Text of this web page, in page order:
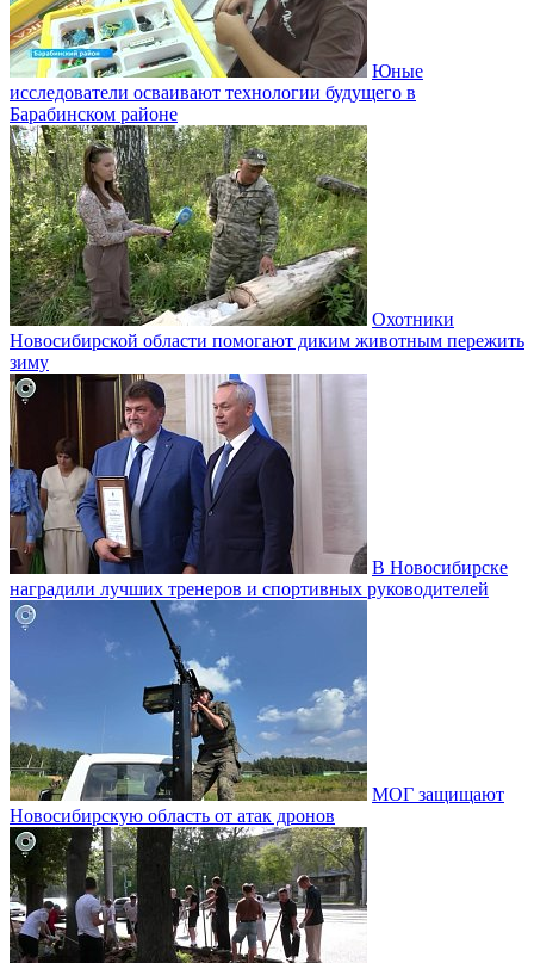
Юные
исследователи осваивают технологии будущего в
Барабинском районе
Охотники
Новосибирской области помогают диким животным пережить
зиму
В Новосибирске
наградили лучших тренеров и спортивных руководителей
МОГ защищают
Новосибирскую область от атак дронов